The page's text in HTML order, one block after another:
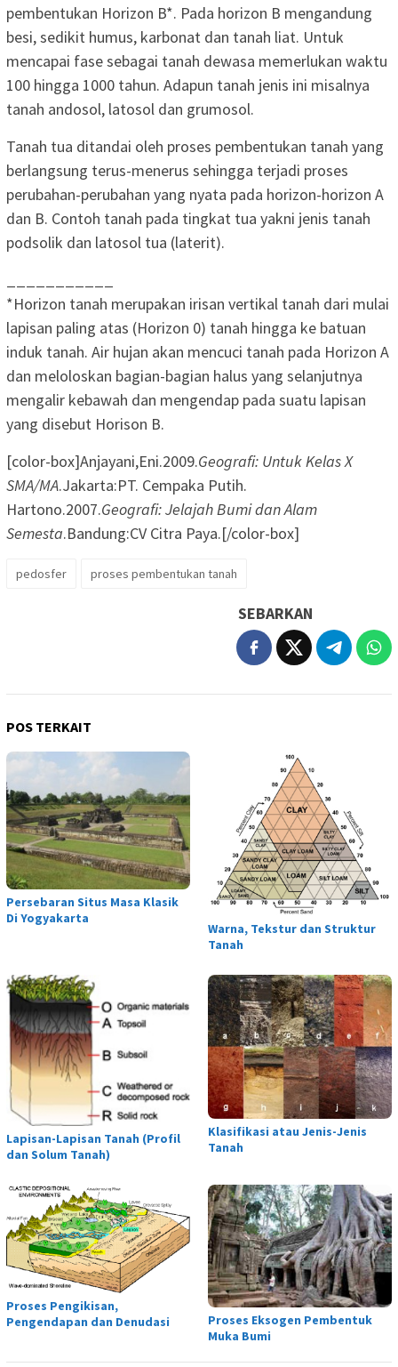
pembentukan Horizon B*. Pada horizon B mengandung
besi, sedikit humus, karbonat dan tanah liat. Untuk
mencapai fase sebagai tanah dewasa memerlukan waktu
100 hingga 1000 tahun. Adapun tanah jenis ini misalnya
tanah andosol, latosol dan grumosol.
Tanah tua ditandai oleh proses pembentukan tanah yang
berlangsung terus-menerus sehingga terjadi proses
perubahan-perubahan yang nyata pada horizon-horizon A
dan B. Contoh tanah pada tingkat tua yakni jenis tanah
podsolik dan latosol tua (laterit).
*Horizon tanah merupakan irisan vertikal tanah dari mulai
lapisan paling atas (Horizon 0) tanah hingga ke batuan
induk tanah. Air hujan akan mencuci tanah pada Horizon A
dan meloloskan bagian-bagian halus yang selanjutnya
mengalir kebawah dan mengendap pada suatu lapisan
yang disebut Horison B.
[color-box]Anjayani,Eni.2009.Geografi: Untuk Kelas X
SMA/MA.Jakarta:PT. Cempaka Putih.
Hartono.2007.Geografi: Jelajah Bumi dan Alam
Semesta.Bandung:CV Citra Paya.[/color-box]
pedosfer proses pembentukan tanah
SEBARKAN
POS TERKAIT
Persebaran Situs Masa Klasik
Di Yogyakarta
Warna, Tekstur dan Struktur
Tanah
Lapisan-Lapisan Tanah (Profil
dan Solum Tanah)
Klasifikasi atau Jenis-Jenis
Tanah
Proses Pengikisan,
Pengendapan dan Denudasi
Proses Eksogen Pembentuk
Muka Bumi